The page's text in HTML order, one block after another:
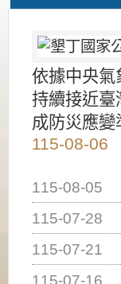
依據中央氣
持續接近臺
成防災應變
115-08-06
115-08-05
115-07-28
115-07-21
115-07-16